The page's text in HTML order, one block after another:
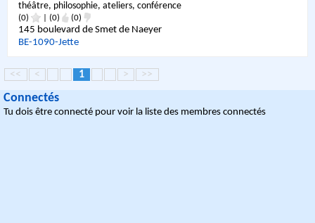
théâtre, philosophie, ateliers, conférence
(0) (0) (0)
145 boulevard de Smet de Naeyer
BE-1090-Jette
<< < 1 > >>
Connectés
Tu dois être connecté pour voir la liste des membres connectés